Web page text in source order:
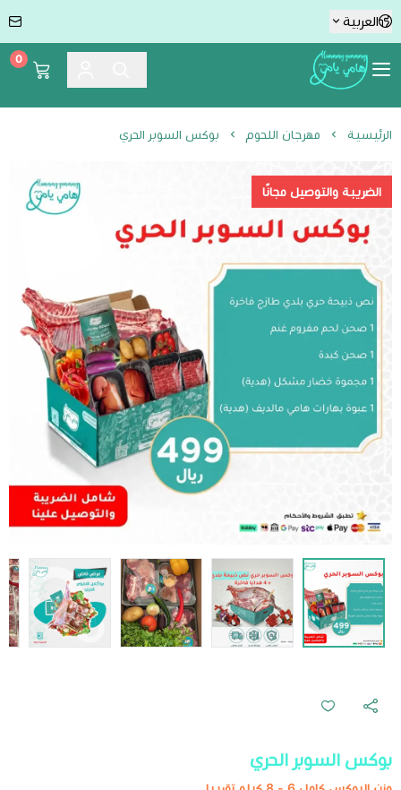
العربية
Hummmy :-) Yummmy هامي يامي
0
الرئيسية مهرجان اللحوم بوكس السوبر الحري
الضريبة والتوصيل مجانًا
بوكس السوبر الحري